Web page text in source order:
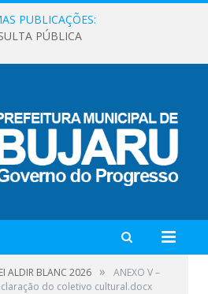
PUBLICAÇÕES:
PÚBLICA
ALDIR BLANC 2026 »
ANEXO V –
do coletivo cultural.docx